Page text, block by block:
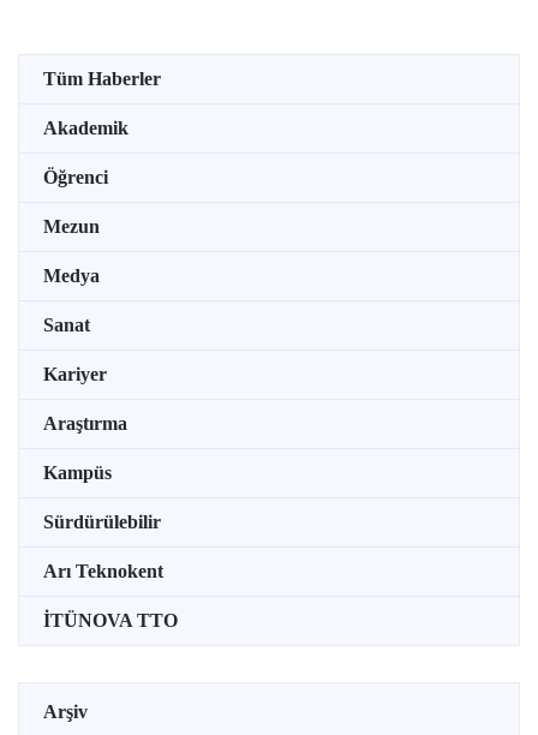
Tüm Haberler
Akademik
Öğrenci
Mezun
Medya
Sanat
Kariyer
Araştırma
Kampüs
Sürdürülebilir
Arı Teknokent
İTÜNOVA TTO
Arşiv